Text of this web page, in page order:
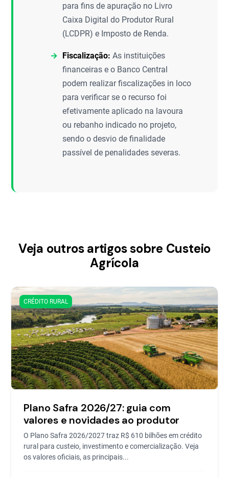
para fins de apuração no Livro
Caixa Digital do Produtor Rural
(LCDPR) e Imposto de Renda.
Fiscalização: As instituições
financeiras e o Banco Central
podem realizar fiscalizações in loco
para verificar se o recurso foi
efetivamente aplicado na lavoura
ou rebanho indicado no projeto,
sendo o desvio de finalidade
passível de penalidades severas.
Veja outros artigos sobre Custeio
Agrícola
CRÉDITO RURAL
Plano Safra 2026/27: guia com
valores e novidades ao produtor
O Plano Safra 2026/2027 traz R$ 610 bilhões em crédito
rural para custeio, investimento e comercialização. Veja
os valores oficiais, as principais...